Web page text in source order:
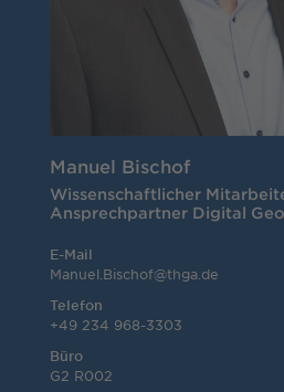
Manuel Bischof
Wissenschaftlicher
Ansprechpartner Digital
E-Mail
Manuel.Bischof@thga.de
Telefon
+49 234 968-3303
Büro
G2 R002